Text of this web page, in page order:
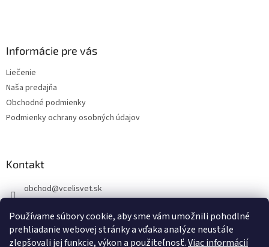
Používame súbory cookie, aby sme vám umožnili pohodlné
prehliadanie webovej stránky a vďaka analýze neustále
zlepšovali jej funkcie, výkon a použiteľnosť.Viac informácií
Informácie pre vás
Liečenie
Naša predajňa
Obchodné podmienky
Podmienky ochrany osobných údajov
Kontakt
obchod@vcelisvet.sk
FB VčelíSvet.sk